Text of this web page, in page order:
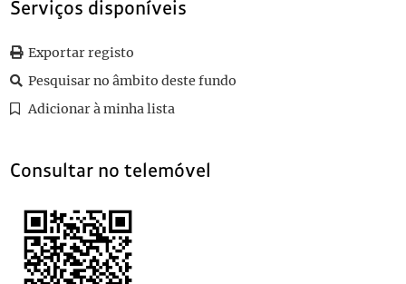
021 Sem título
023 Sem título
024
Sem título
081 Mensagem de homenagem dos portugueses de Porto Alegre a
Serviços disponíveis
Exportar registo
Pesquisar no âmbito deste fundo
Adicionar à minha lista
Consultar no telemóvel